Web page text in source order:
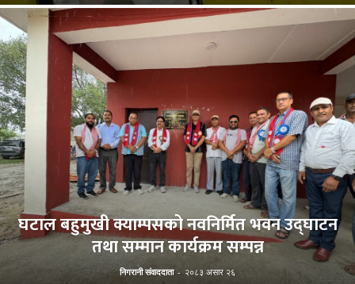
घटाल बहुमुखी क्याम्पसको नवनिर्मित भवन उद्घाटन
तथा सम्मान कार्यक्रम सम्पन्न
निगरानी संवाददाता - २०८३ असार २६